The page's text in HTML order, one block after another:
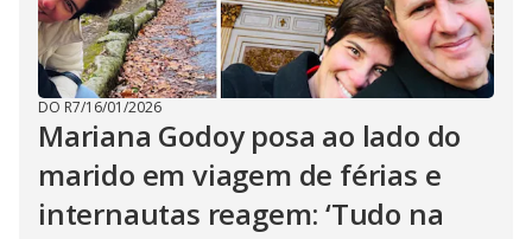
DO R7/16/01/2026
Mariana Godoy posa ao lado do
marido em viagem de férias e
internautas reagem: ‘Tudo na